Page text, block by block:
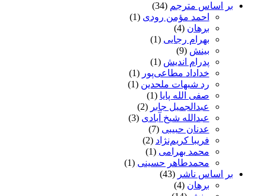
بر اساس مترجم (34)
احمد مؤمن رودی (1)
برهان (4)
بهرام رجایی (1)
بینش (9)
پدرام اندیش (1)
خداداد مطاعی‌پور (1)
رد شبهات ملحدین (1)
صفی الله پایا (1)
عبدالجمیل جابر (2)
عبدالله شیخ آبادی (3)
عدنان حبیبی (7)
فریبا کریم‌نژاد (2)
محمد بهرامی (1)
محمدطاهر حسینی (1)
بر اساس ناشر (43)
برهان (4)